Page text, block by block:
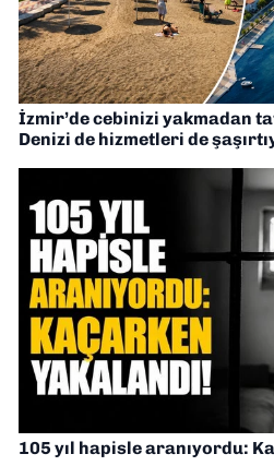
İzmir’de cebinizi yakmadan
Denizi de hizmetleri de
105 yıl hapisle aranıyordu: